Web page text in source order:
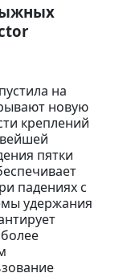
на
новую
креплений
пятки
падениях с
удержания